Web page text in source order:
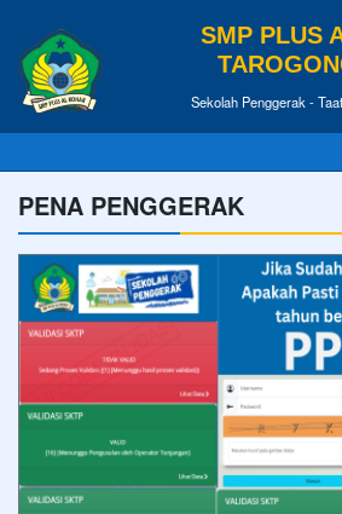
SMP PLUS
Sekolah Penggerak -
PENA PENGGERAK